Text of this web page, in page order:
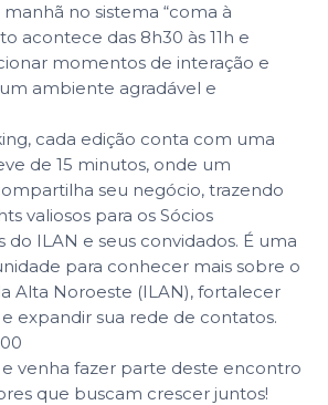
no sistema “coma à
acontece das 8h30 às 11h e
momentos de interação e
ambiente agradável e
cada edição conta com uma
de 15 minutos, onde um
seu negócio, trazendo
valiosos para os Sócios
ILAN e seus convidados. É uma
para conhecer mais sobre o
Alta Noroeste (ILAN), fortalecer
expandir sua rede de contatos.
e venha fazer parte deste encontro
que buscam crescer juntos!